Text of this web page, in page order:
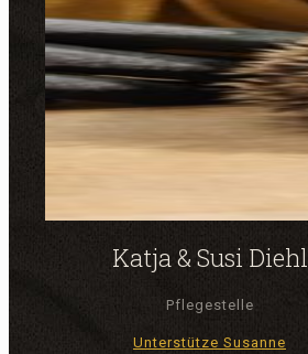
Katja & Susi Diehl
Pflegestelle
Unterstütze Susanne